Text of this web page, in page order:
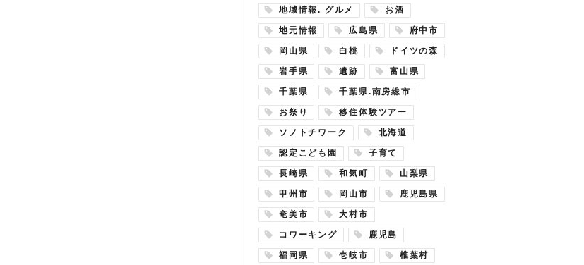
地域情報. グルメ お酒
地元情報 広島県 府中市
岡山県 白桃 ドイツの森
岩手県 遺跡 富山県
千葉県 千葉県.南房総市
お祭り 移住体験ツアー
ソノトチワーク 北海道
認定こども園 子育て
長崎県 和気町 山梨県
甲州市 岡山市 鹿児島県
奄美市 大村市
コワーキング 鹿児島
福岡県 壱岐市 椎葉村